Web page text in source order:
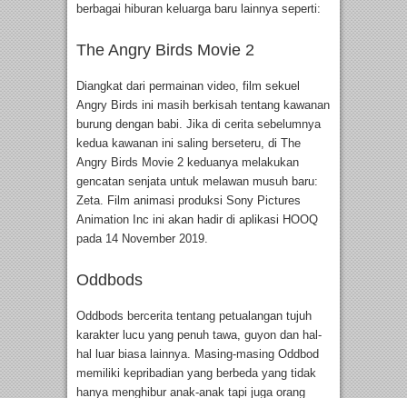
berbagai hiburan keluarga baru lainnya seperti:
The Angry Birds Movie 2
Diangkat dari permainan video, film sekuel
Angry Birds ini masih berkisah tentang kawanan
burung dengan babi. Jika di cerita sebelumnya
kedua kawanan ini saling berseteru, di The
Angry Birds Movie 2 keduanya melakukan
gencatan senjata untuk melawan musuh baru:
Zeta. Film animasi produksi Sony Pictures
Animation Inc ini akan hadir di aplikasi HOOQ
pada 14 November 2019.
Oddbods
Oddbods bercerita tentang petualangan tujuh
karakter lucu yang penuh tawa, guyon dan hal-
hal luar biasa lainnya. Masing-masing Oddbod
memiliki kepribadian yang berbeda yang tidak
hanya menghibur anak-anak tapi juga orang